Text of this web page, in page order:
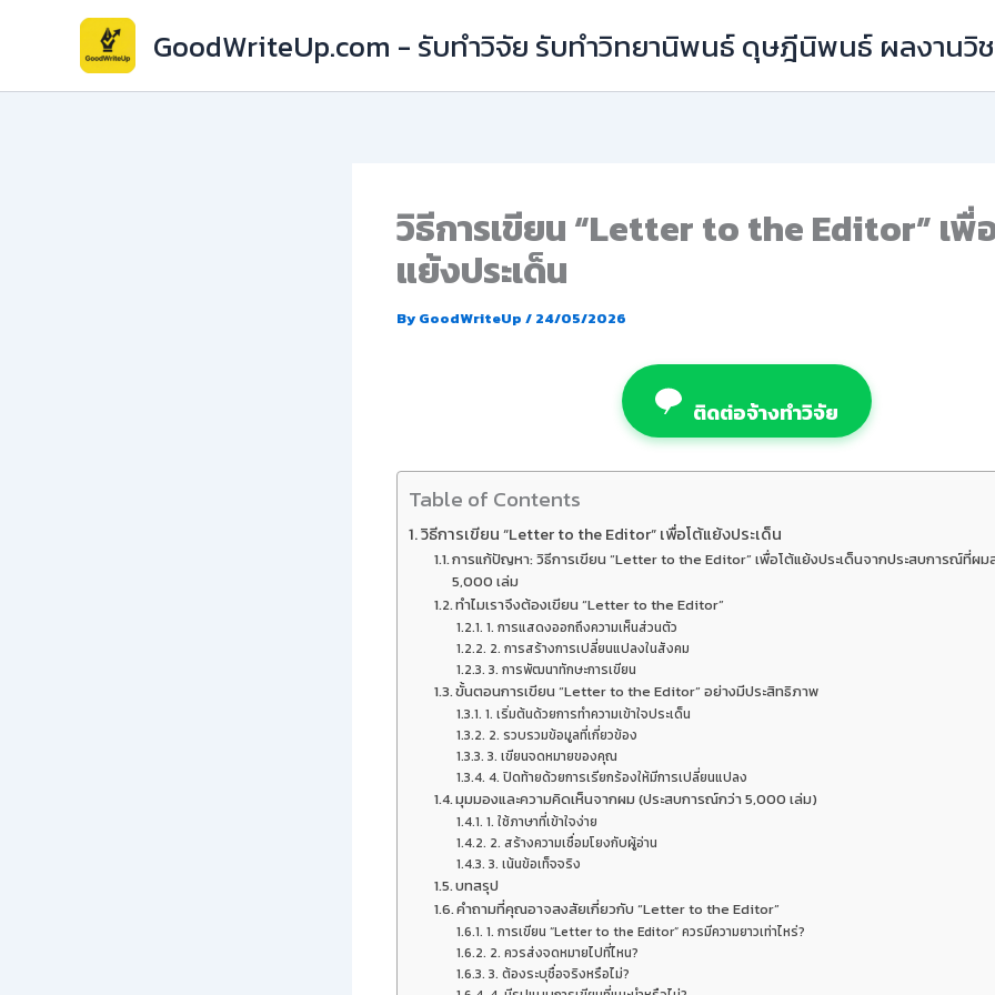
GoodWriteUp.com - รับทำวิจัย รับทำวิทยานิพนธ์ ดุษฎีนิพนธ์ ผลงานวิช
วิธีการเขียน “Letter to the Editor” เพื่
แย้งประเด็น
By GoodWriteUp / 24/05/2026
ติดต่อจ้างทำวิจัย
Table of Contents
วิธีการเขียน “Letter to the Editor” เพื่อโต้แย้งประเด็น
การแก้ปัญหา: วิธีการเขียน “Letter to the Editor” เพื่อโต้แย้งประเด็นจากประสบการณ์ที่ผม
5,000 เล่ม
ทำไมเราจึงต้องเขียน “Letter to the Editor”
1. การแสดงออกถึงความเห็นส่วนตัว
2. การสร้างการเปลี่ยนแปลงในสังคม
3. การพัฒนาทักษะการเขียน
ขั้นตอนการเขียน “Letter to the Editor” อย่างมีประสิทธิภาพ
1. เริ่มต้นด้วยการทำความเข้าใจประเด็น
2. รวบรวมข้อมูลที่เกี่ยวข้อง
3. เขียนจดหมายของคุณ
4. ปิดท้ายด้วยการเรียกร้องให้มีการเปลี่ยนแปลง
มุมมองและความคิดเห็นจากผม (ประสบการณ์กว่า 5,000 เล่ม)
1. ใช้ภาษาที่เข้าใจง่าย
2. สร้างความเชื่อมโยงกับผู้อ่าน
3. เน้นข้อเท็จจริง
บทสรุป
คำถามที่คุณอาจสงสัยเกี่ยวกับ “Letter to the Editor”
1. การเขียน “Letter to the Editor” ควรมีความยาวเท่าไหร่?
2. ควรส่งจดหมายไปที่ไหน?
3. ต้องระบุชื่อจริงหรือไม่?